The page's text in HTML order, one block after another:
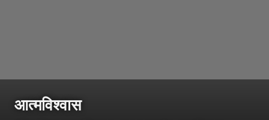
आत्मविश्वास